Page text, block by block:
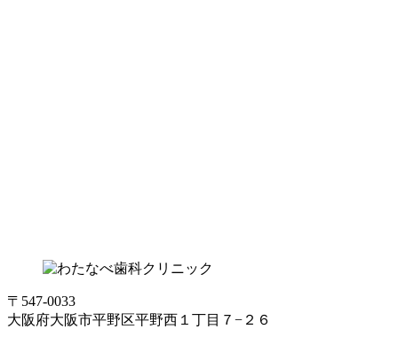
〒547-0033
大阪府大阪市平野区平野西１丁目７−２６